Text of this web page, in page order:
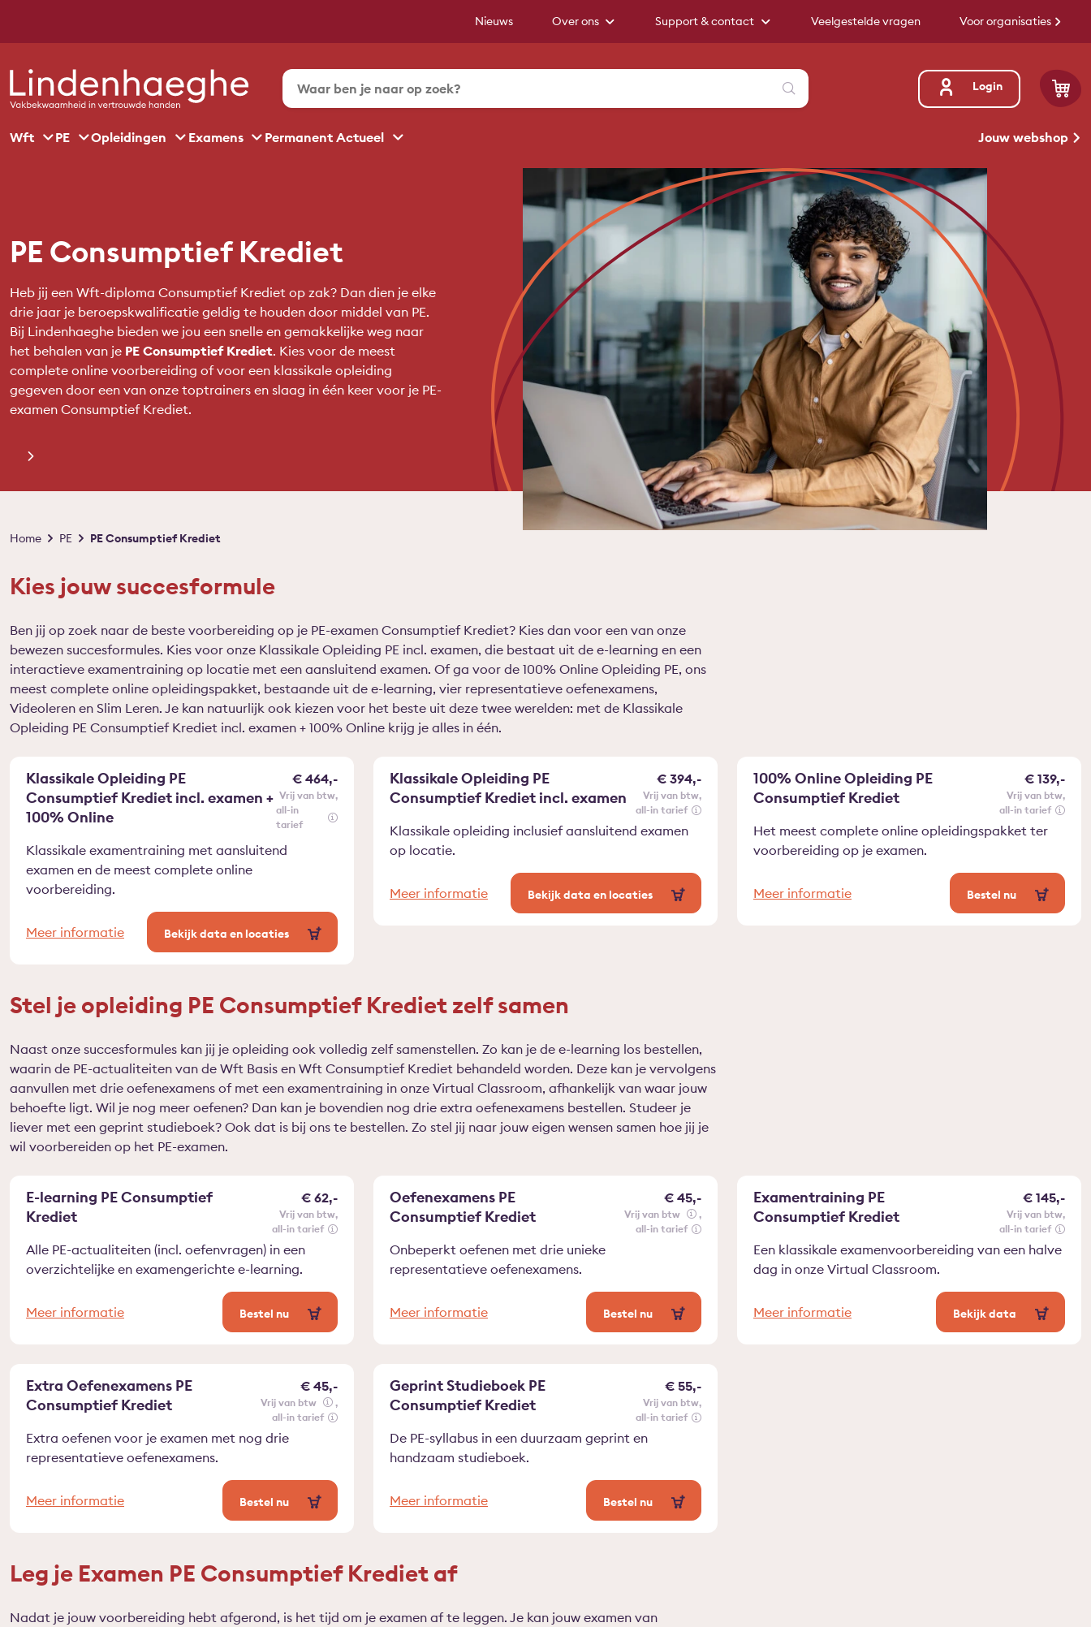
Nieuws Over ons Support & contact Veelgestelde vragen Voor organisaties
Zoeken Login
Wft PE Opleidingen Examens Permanent Actueel Jouw webshop
PE Consumptief Krediet
Heb jij een Wft-diploma Consumptief Krediet op zak? Dan dien je elke
drie jaar je beroepskwalificatie geldig te houden door middel van PE.
Bij Lindenhaeghe bieden we jou een snelle en gemakkelijke weg naar
het behalen van je PE Consumptief Krediet. Kies voor de meest
complete online voorbereiding of voor een klassikale opleiding
gegeven door een van onze toptrainers en slaag in één keer voor je PE-
examen Consumptief Krediet.
Kruimelpad
Home PE PE Consumptief Krediet
Kies jouw succesformule
Ben jij op zoek naar de beste voorbereiding op je PE-examen Consumptief Krediet? Kies dan voor een van onze
bewezen succesformules. Kies voor onze Klassikale Opleiding PE incl. examen, die bestaat uit de e-learning en een
interactieve examentraining op locatie met een aansluitend examen. Of ga voor de 100% Online Opleiding PE, ons
meest complete online opleidingspakket, bestaande uit de e-learning, vier representatieve oefenexamens,
Videoleren en Slim Leren. Je kan natuurlijk ook kiezen voor het beste uit deze twee werelden: met de Klassikale
Opleiding PE Consumptief Krediet incl. examen + 100% Online krijg je alles in één.
Klassikale Opleiding PE
Consumptief Krediet incl. examen +
100% Online
€ 464,-
vrij van btw
all-in
tarief
Klassikale examentraining met aansluitend
examen en de meest complete online
voorbereiding.
Meer informatie Bekijk data en locaties
Klassikale Opleiding PE
Consumptief Krediet incl. examen
€ 394,-
vrij van btw
all-in tarief
Klassikale opleiding inclusief aansluitend examen
op locatie.
Meer informatie Bekijk data en locaties
100% Online Opleiding PE
Consumptief Krediet
€ 139,-
vrij van btw
all-in tarief
Het meest complete online opleidingspakket ter
voorbereiding op je examen.
Meer informatie Bestel nu
Stel je opleiding PE Consumptief Krediet zelf samen
Naast onze succesformules kan jij je opleiding ook volledig zelf samenstellen. Zo kan je de e-learning los bestellen,
waarin de PE-actualiteiten van de Wft Basis en Wft Consumptief Krediet behandeld worden. Deze kan je vervolgens
aanvullen met drie oefenexamens of met een examentraining in onze Virtual Classroom, afhankelijk van waar jouw
behoefte ligt. Wil je nog meer oefenen? Dan kan je bovendien nog drie extra oefenexamens bestellen. Studeer je
liever met een geprint studieboek? Ook dat is bij ons te bestellen. Zo stel jij naar jouw eigen wensen samen hoe jij je
wil voorbereiden op het PE-examen.
E-learning PE Consumptief
Krediet
€ 62,-
vrij van btw
all-in tarief
Alle PE-actualiteiten (incl. oefenvragen) in een
overzichtelijke en examengerichte e-learning.
Meer informatie Bestel nu
Oefenexamens PE
Consumptief Krediet
€ 45,-
vrij van btw
all-in tarief
Onbeperkt oefenen met drie unieke
representatieve oefenexamens.
Meer informatie Bestel nu
Examentraining PE
Consumptief Krediet
€ 145,-
vrij van btw
all-in tarief
Een klassikale examenvoorbereiding van een halve
dag in onze Virtual Classroom.
Meer informatie Bekijk data
Extra Oefenexamens PE
Consumptief Krediet
€ 45,-
vrij van btw
all-in tarief
Extra oefenen voor je examen met nog drie
representatieve oefenexamens.
Meer informatie Bestel nu
Geprint Studieboek PE
Consumptief Krediet
€ 55,-
vrij van btw
all-in tarief
De PE-syllabus in een duurzaam geprint en
handzaam studieboek.
Meer informatie Bestel nu
Leg je Examen PE Consumptief Krediet af
Nadat je jouw voorbereiding hebt afgerond, is het tijd om je examen af te leggen. Je kan jouw examen van